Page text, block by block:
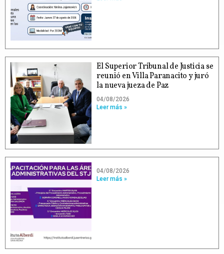
El Superior Tribunal de Justicia se
reunió en Villa Paranacito y juró
la nueva jueza de Paz
04/08/2026
Leer más »
04/08/2026
Leer más »